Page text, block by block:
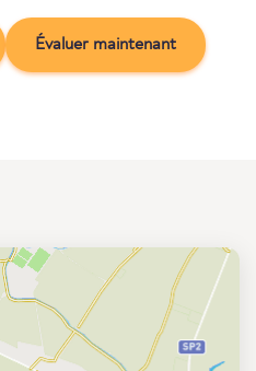
Évaluer maintenant